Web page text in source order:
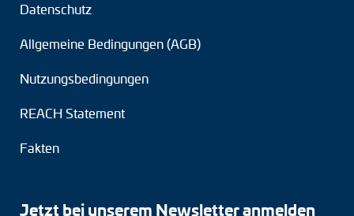
Datenschutz
Allgemeine Bedingungen (AGB)
Nutzungsbedingungen
REACH Statement
Fakten
Jetzt bei unserem Newsletter anmelden